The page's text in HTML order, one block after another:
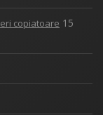
copiatoare 15